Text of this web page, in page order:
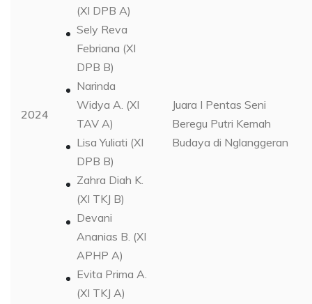
2024
(XI DPB A)
Sely Reva
Febriana (XI
DPB B)
Narinda
Widya A. (XI
TAV A)
Lisa Yuliati (XI
DPB B)
Zahra Diah K.
(XI TKJ B)
Devani
Ananias B. (XI
APHP A)
Evita Prima A.
(XI TKJ A)
Juara I Pentas Seni
Beregu Putri Kemah
Budaya di Nglanggeran